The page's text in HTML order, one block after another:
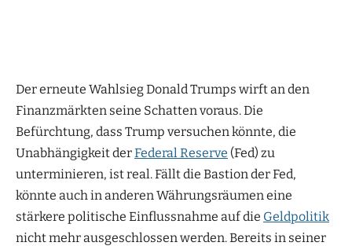
Der erneute Wahlsieg Donald Trumps wirft an den
Finanzmärkten seine Schatten voraus. Die
Befürchtung, dass Trump versuchen könnte, die
Unabhängigkeit derFederal Reserve (Fed) zu
unterminieren, ist real. Fällt die Bastion der Fed,
könnte auch in anderen Währungsräumen eine
stärkere politische Einflussnahme auf die Geldpolitik
nicht mehr ausgeschlossen werden. Bereits in seiner